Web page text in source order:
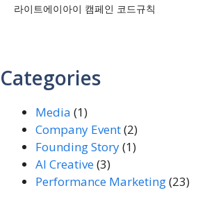
라이트에이아이 캠페인 코드규칙
Categories
Media (1)
Company Event(2)
Founding Story(1)
AI Creative(3)
Performance Marketing(23)